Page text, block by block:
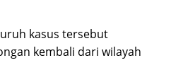
kasus tersebut
kembali dari wilayah